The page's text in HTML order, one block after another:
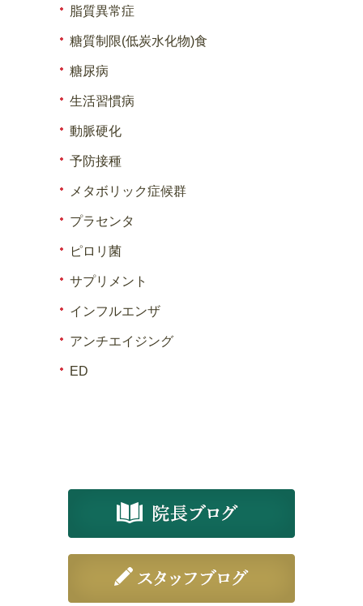
脂質異常症
糖質制限(低炭水化物)食
糖尿病
生活習慣病
動脈硬化
予防接種
メタボリック症候群
プラセンタ
ピロリ菌
サプリメント
インフルエンザ
アンチエイジング
ED